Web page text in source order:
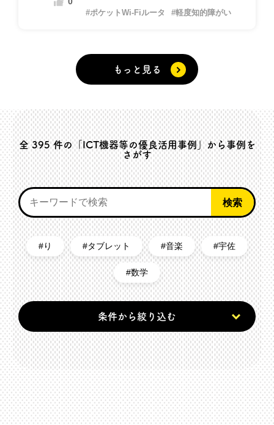
#ポケットWi-Fiルータ #軽度知的障がい
もっと見る
全395件の「ICT機器等の優良活用事例」から事例を
さがす
り タブレット 音楽 宇佐
数学
条件から絞り込む